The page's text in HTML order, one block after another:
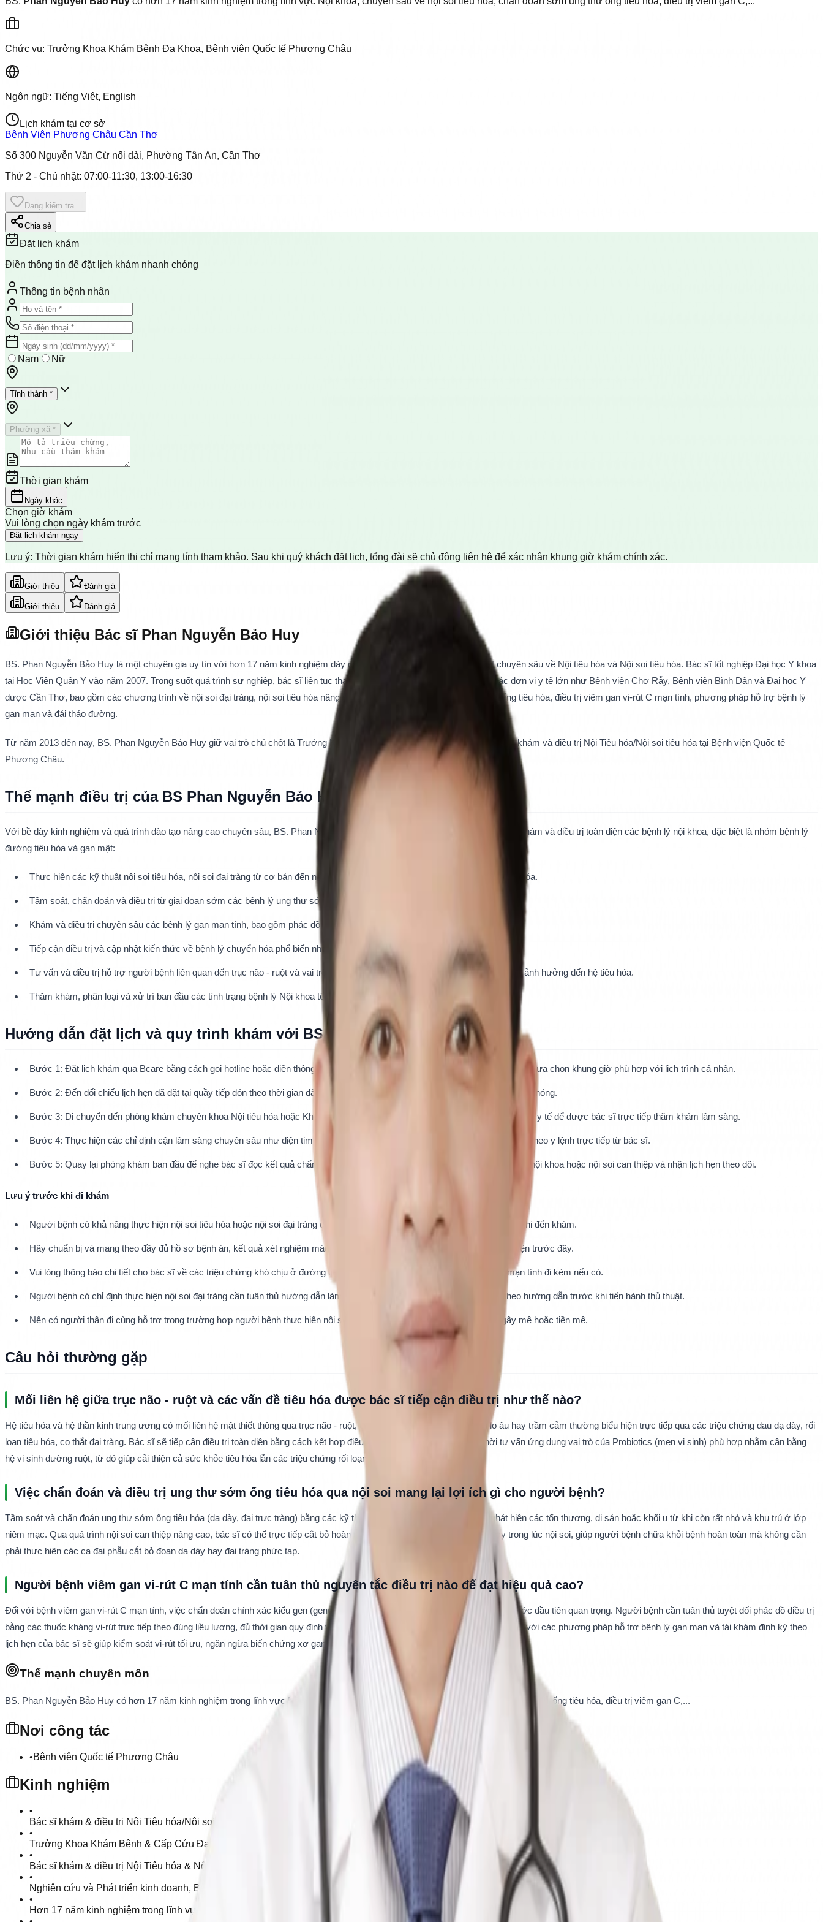
Chức vụ: Trưởng Khoa Khám Bệnh Đa Khoa, Bệnh viện Quốc tế Phương Châu
Ngôn ngữ: Tiếng Việt, English
Lịch khám tại cơ sở
Bệnh Viện Phương Châu Cần Thơ
Số 300 Nguyễn Văn Cừ nối dài, Phường Tân An, Cần Thơ
Thứ 2 - Chủ nhật: 07:00-11:30, 13:00-16:30
Đang kiểm tra...
Chia sẻ
Đặt lịch khám
Điền thông tin để đặt lịch khám nhanh chóng
Thông tin bệnh nhân
Nam Nữ
Tỉnh thành *
Phường xã *
Thời gian khám
Ngày khác
Chọn giờ khám
Vui lòng chọn ngày khám trước
Đặt lịch khám ngay
Lưu ý: Thời gian khám hiển thị chỉ mang tính tham khảo. Sau khi quý khách đặt lịch, tổng đài sẽ chủ động liên hệ để xác nhận khung giờ khám chính xác.
Giới thiệu Đánh giá
Giới thiệu Đánh giá
Giới thiệu Bác sĩ Phan Nguyễn Bảo Huy
BS. Phan Nguyễn Bảo Huy là một chuyên gia uy tín với hơn 17 năm kinh nghiệm dày dặn trong lĩnh vực Nội khoa, đặc biệt chuyên sâu về Nội tiêu hóa và Nội soi tiêu hóa. Bác sĩ tốt nghiệp Đại học Y khoa
tại Học Viện Quân Y vào năm 2007. Trong suốt quá trình sự nghiệp, bác sĩ liên tục tham gia các khóa đào tạo nâng cao tại các đơn vị y tế lớn như Bệnh viện Chợ Rẫy, Bệnh viện Bình Dân và Đại học Y
dược Cần Thơ, bao gồm các chương trình về nội soi đại tràng, nội soi tiêu hóa nâng cao, chẩn đoán và điều trị ung thư sớm ống tiêu hóa, điều trị viêm gan vi-rút C mạn tính, phương pháp hỗ trợ bệnh lý
gan mạn và đái tháo đường.
Từ năm 2013 đến nay, BS. Phan Nguyễn Bảo Huy giữ vai trò chủ chốt là Trưởng Khoa Khám Bệnh Đa Khoa, đồng thời trực tiếp khám và điều trị Nội Tiêu hóa/Nội soi tiêu hóa tại Bệnh viện Quốc tế
Phương Châu.
Thế mạnh điều trị của BS Phan Nguyễn Bảo Huy
Với bề dày kinh nghiệm và quá trình đào tạo nâng cao chuyên sâu, BS. Phan Nguyễn Bảo Huy chuyên tiếp cận chẩn đoán, thăm khám và điều trị toàn diện các bệnh lý nội khoa, đặc biệt là nhóm bệnh lý
đường tiêu hóa và gan mật:
Thực hiện các kỹ thuật nội soi tiêu hóa, nội soi đại tràng từ cơ bản đến nâng cao để chẩn đoán, điều trị các bệnh lý ống tiêu hóa.
Tầm soát, chẩn đoán và điều trị từ giai đoạn sớm các bệnh lý ung thư sớm ống tiêu hóa.
Khám và điều trị chuyên sâu các bệnh lý gan mạn tính, bao gồm phác đồ chẩn đoán và điều trị viêm gan vi-rút C mạn tính.
Tiếp cận điều trị và cập nhật kiến thức về bệnh lý chuyển hóa phổ biến như bệnh đái tháo đường.
Tư vấn và điều trị hỗ trợ người bệnh liên quan đến trục não - ruột và vai trò của Probiotics trong các rối loạn lo âu, trầm cảm ảnh hưởng đến hệ tiêu hóa.
Thăm khám, phân loại và xử trí ban đầu các tình trạng bệnh lý Nội khoa tổng quát tại Khoa Khám Bệnh.
Hướng dẫn đặt lịch và quy trình khám với BS. Phan Nguyễn Bảo Huy
Bước 1: Đặt lịch khám qua Bcare bằng cách gọi hotline hoặc điền thông tin đặt lịch trên hệ thống để lấy số ưu tiên và chủ động lựa chọn khung giờ phù hợp với lịch trình cá nhân.
Bước 2: Đến đối chiếu lịch hẹn đã đặt tại quầy tiếp đón theo thời gian đã đăng ký để hoàn tất thủ tục xác nhận thông tin nhanh chóng.
Bước 3: Di chuyển đến phòng khám chuyên khoa Nội tiêu hóa hoặc Khoa Khám Bệnh Đa Khoa theo hướng dẫn của nhân viên y tế để được bác sĩ trực tiếp thăm khám lâm sàng.
Bước 4: Thực hiện các chỉ định cận lâm sàng chuyên sâu như điện tim, nội soi dạ dày, nội soi đại tràng hoặc xét nghiệm máu theo y lệnh trực tiếp từ bác sĩ.
Bước 5: Quay lại phòng khám ban đầu để nghe bác sĩ đọc kết quả chẩn đoán, nhận đơn thuốc chi tiết, tư vấn phác đồ điều trị nội khoa hoặc nội soi can thiệp và nhận lịch hẹn theo dõi.
Lưu ý trước khi đi khám
Người bệnh có khả năng thực hiện nội soi tiêu hóa hoặc nội soi đại tràng cần nhịn ăn tuyệt đối ít nhất từ 6 đến 8 tiếng trước khi đến khám.
Hãy chuẩn bị và mang theo đầy đủ hồ sơ bệnh án, kết quả xét nghiệm máu, đơn thuốc cũ hoặc kết quả nội soi từng thực hiện trước đây.
Vui lòng thông báo chi tiết cho bác sĩ về các triệu chứng khó chịu ở đường tiêu hóa, tiền sử dị ứng thuốc và các bệnh lý mạn tính đi kèm nếu có.
Người bệnh có chỉ định thực hiện nội soi đại tràng cần tuân thủ hướng dẫn làm sạch đại tràng bằng thuốc chuyên dụng theo hướng dẫn trước khi tiến hành thủ thuật.
Nên có người thân đi cùng hỗ trợ trong trường hợp người bệnh thực hiện nội soi can thiệp nâng cao có sử dụng thuốc gây mê hoặc tiền mê.
Câu hỏi thường gặp
Mối liên hệ giữa trục não - ruột và các vấn đề tiêu hóa được bác sĩ tiếp cận điều trị như thế nào?
Hệ tiêu hóa và hệ thần kinh trung ương có mối liên hệ mật thiết thông qua trục não - ruột, do đó các tình trạng căng thẳng, lo âu hay trầm cảm thường biểu hiện trực tiếp qua các triệu chứng đau dạ dày, rối
loạn tiêu hóa, co thắt đại tràng. Bác sĩ sẽ tiếp cận điều trị toàn diện bằng cách kết hợp điều trị triệu chứng tiêu hóa, đồng thời tư vấn ứng dụng vai trò của Probiotics (men vi sinh) phù hợp nhằm cân bằng
hệ vi sinh đường ruột, từ đó giúp cải thiện cả sức khỏe tiêu hóa lẫn các triệu chứng rối loạn lo âu đi kèm.
Việc chẩn đoán và điều trị ung thư sớm ống tiêu hóa qua nội soi mang lại lợi ích gì cho người bệnh?
Tầm soát và chẩn đoán ung thư sớm ống tiêu hóa (dạ dày, đại trực tràng) bằng các kỹ thuật nội soi cập nhật tiên tiến giúp phát hiện các tổn thương, dị sản hoặc khối u từ khi còn rất nhỏ và khu trú ở lớp
niêm mạc. Qua quá trình nội soi can thiệp nâng cao, bác sĩ có thể trực tiếp cắt bỏ hoàn toàn tổn thương tiền ung thư này ngay trong lúc nội soi, giúp người bệnh chữa khỏi bệnh hoàn toàn mà không cần
phải thực hiện các ca đại phẫu cắt bỏ đoạn dạ dày hay đại tràng phức tạp.
Người bệnh viêm gan vi-rút C mạn tính cần tuân thủ nguyên tắc điều trị nào để đạt hiệu quả cao?
Đối với bệnh viêm gan vi-rút C mạn tính, việc chẩn đoán chính xác kiểu gen (genotype) và đánh giá mức độ tổn thương gan là bước đầu tiên quan trọng. Người bệnh cần tuân thủ tuyệt đối phác đồ điều trị
bằng các thuốc kháng vi-rút trực tiếp theo đúng liều lượng, đủ thời gian quy định và không tự ý ngưng thuốc. Bên cạnh đó, kết hợp với các phương pháp hỗ trợ bệnh lý gan mạn và tái khám định kỳ theo
lịch hẹn của bác sĩ sẽ giúp kiểm soát vi-rút tối ưu, ngăn ngừa biến chứng xơ gan và ung thư gan.
Thế mạnh chuyên môn
BS. Phan Nguyễn Bảo Huy có hơn 17 năm kinh nghiệm trong lĩnh vực Nội khoa, chuyên sâu về nội soi tiêu hóa, chẩn đoán sớm ung thư ống tiêu hóa, điều trị viêm gan C,...
Nơi công tác
•Bệnh viện Quốc tế Phương Châu
Kinh nghiệm
•
Bác sĩ khám & điều trị Nội Tiêu hóa/Nội soi tiêu hóa, BVQT Phương Châu, từ 2013
•
Trưởng Khoa Khám Bệnh & Cấp Cứu Đa Khoa, Bệnh Viện Đa Khoa Số 10, 2011 - 2013
•
Bác sĩ khám & điều trị Nội Tiêu hóa & Nội soi tiêu hóa, BVĐK Tây Đô Cần Thơ, 2008 - 2011
•
Nghiên cứu và Phát triển kinh doanh, Bệnh Viện Pháp Việt, 2007 - 2008
•
Hơn 17 năm kinh nghiệm trong lĩnh vực Nội Khoa